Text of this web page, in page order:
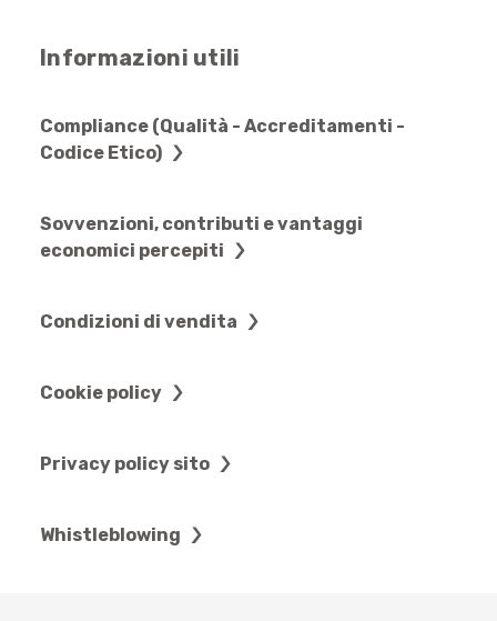
Informazioni utili
Compliance (Qualità - Accreditamenti -
Codice Etico)
Sovvenzioni, contributi e vantaggi
economici percepiti
Condizioni di vendita
Cookie policy
Privacy policy sito
Whistleblowing